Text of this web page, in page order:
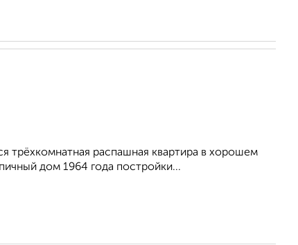
трёхкомнатная распашная квартира в хорошем
дом 1964 года постройки...